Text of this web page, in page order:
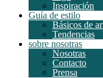
Inspiración
Guía de estilo
Básicos de
Tendencias
sobre nosotras
Nosotras
Contacto
Prensa